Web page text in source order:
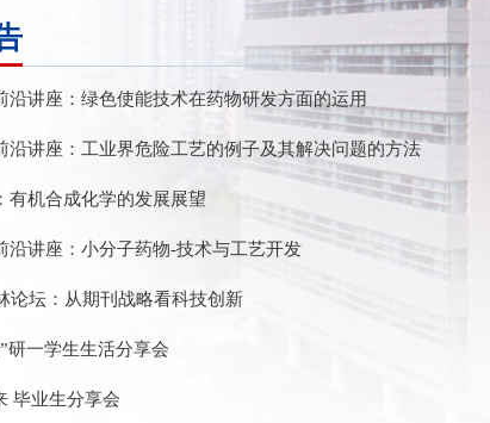
沿讲座：绿色使能技术在药物研发方面的运用
沿讲座：工业界危险工艺的例子及其解决问题的方法
有机合成化学的发展展望
沿讲座：小分子药物-技术与工艺开发
论坛：从期刊战略看科技创新
研一学生生活分享会
毕业生分享会